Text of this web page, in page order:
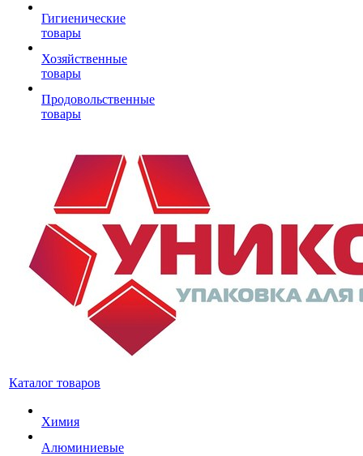
Гигиенические
товары
Хозяйственные
товары
Продовольственные
товары
Каталог товаров
Химия
Алюминиевые